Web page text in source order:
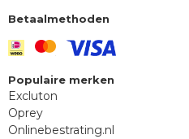
Betaalmethoden
Populaire merken
Excluton
Oprey
Onlinebestrating.nl